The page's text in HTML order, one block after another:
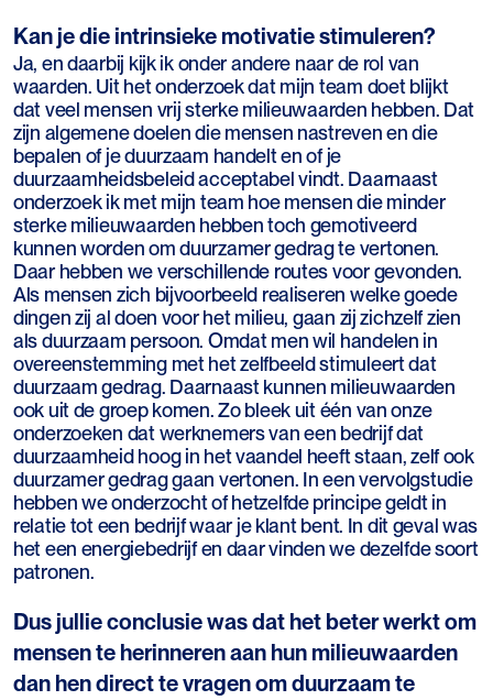
Kan je die intrinsieke motivatie stimuleren?
Ja, en daarbij kijk ik onder andere naar de rol van
waarden. Uit het onderzoek dat mijn team doet blijkt
dat veel mensen vrij sterke milieuwaarden hebben. Dat
zijn algemene doelen die mensen nastreven en die
bepalen of je duurzaam handelt en of je
duurzaamheidsbeleid acceptabel vindt. Daarnaast
onderzoek ik met mijn team hoe mensen die minder
sterke milieuwaarden hebben toch gemotiveerd
kunnen worden om duurzamer gedrag te vertonen.
Daar hebben we verschillende routes voor gevonden.
Als mensen zich bijvoorbeeld realiseren welke goede
dingen zij al doen voor het milieu, gaan zij zichzelf zien
als duurzaam persoon. Omdat men wil handelen in
overeenstemming met het zelfbeeld stimuleert dat
duurzaam gedrag. Daarnaast kunnen milieuwaarden
ook uit de groep komen. Zo bleek uit één van onze
onderzoeken dat werknemers van een bedrijf dat
duurzaamheid hoog in het vaandel heeft staan, zelf ook
duurzamer gedrag gaan vertonen. In een vervolgstudie
hebben we onderzocht of hetzelfde principe geldt in
relatie tot een bedrijf waar je klant bent. In dit geval was
het een energiebedrijf en daar vinden we dezelfde soort
patronen.
Dus jullie conclusie was dat het beter werkt om
mensen te herinneren aan hun milieuwaarden
dan hen direct te vragen om duurzaam te